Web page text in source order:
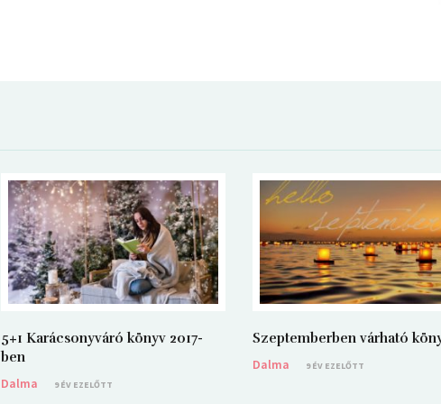
5+1 Karácsonyváró könyv 2017-
ben
Dalma
9 ÉV EZELŐTT
Szeptemberben várható
Dalma
9 ÉV EZELŐTT